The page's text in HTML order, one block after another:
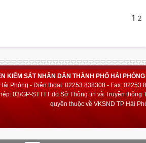
1 2
KIỂM SÁT NHÂN DÂN THÀNH PHỐ HẢI PHÒNG
Phòng - Điện thoại: 02253.838308 - Fax:
03/GP-STTTT do Sở Thông tin và Truyền
quyền thuộc về VKSND TP Hải